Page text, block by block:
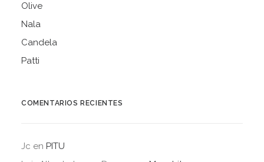
Olive
Nala
Candela
Patti
COMENTARIOS RECIENTES
Jc en PITU